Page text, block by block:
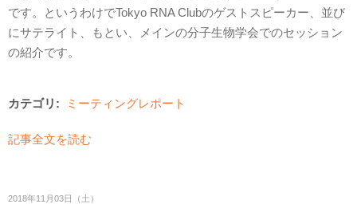
です。というわけでTokyo RNA Clubのゲストスピーカー、並び
にサテライト、もとい、メインの分子生物学会でのセッション
の紹介です。
カテゴリ: ミーティングレポート
記事全文を読む
2018年11月03日（土）